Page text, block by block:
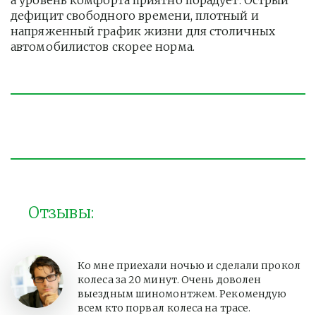
дефицит свободного времени, плотный и
напряженный график жизни для столичных
автомобилистов скорее норма.
Отзывы:
Ко мне приехали ночью и сделали прокол
колеса за 20 минут. Очень доволен
выездным шиномонтжем. Рекомендую
всем кто порвал колеса на трасе.